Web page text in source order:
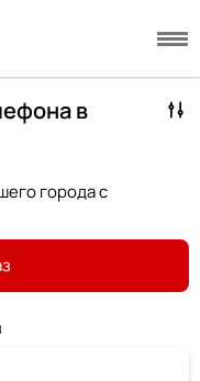
в
города с